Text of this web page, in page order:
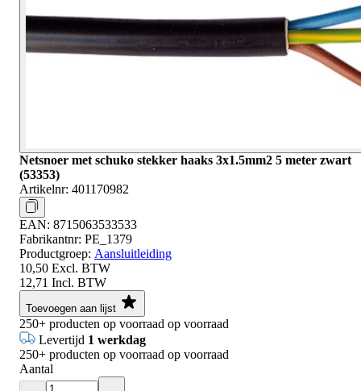
Netsnoer met schuko stekker haaks 3x1.5mm2 5 meter zwart
(53353)
Artikelnr: 401170982
EAN: 8715063533533
Fabrikantnr: PE_1379
Productgroep: Aansluitleiding
10,50 Excl. BTW
12,71 Incl. BTW
Toevoegen aan lijst
250+ producten op voorraad op voorraad
Levertijd 1 werkdag
250+ producten op voorraad op voorraad
Aantal